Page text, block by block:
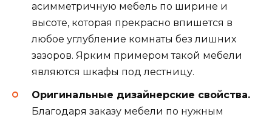
асимметричную мебель по ширине и
высоте, которая прекрасно впишется в
любое углубление комнаты без лишних
зазоров. Ярким примером такой мебели
являются шкафы под лестницу.
Оригинальные дизайнерские свойства.
Благодаря заказу мебели по нужным